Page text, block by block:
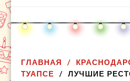
ГЛАВНАЯ
ТУАПСЕ
ЛУЧШИЕ